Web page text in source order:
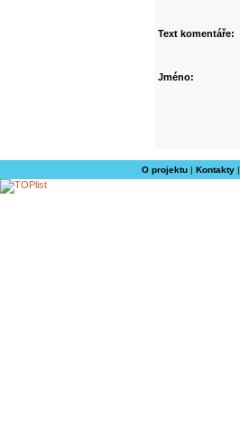
Text komentáře:
Jméno:
O projektu| Kontakty|